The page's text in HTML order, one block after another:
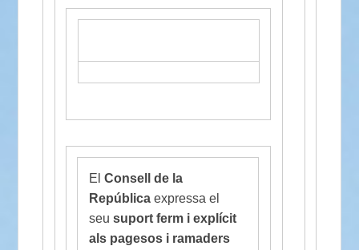
El Consell de la
Repúblicaexpressa el
seu suport ferm i explícit
als pagesos i ramaders